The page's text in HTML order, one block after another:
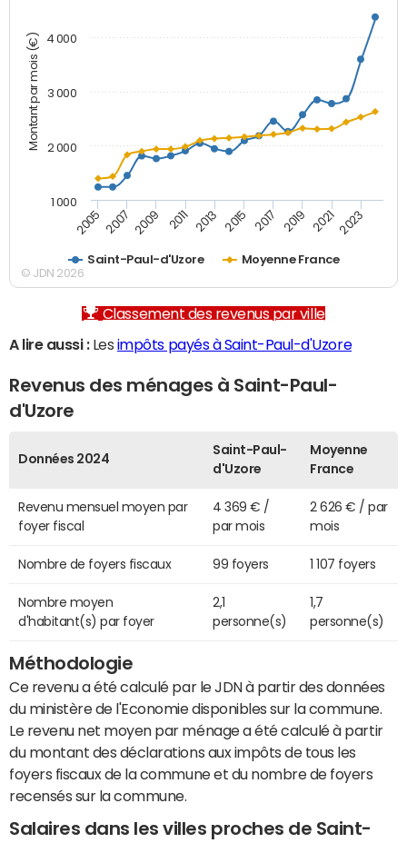
Montant par mois (€)
Saint-Paul-d'Uzore Moyenne France
2005 2007 2009 2011 2013 2015 2017 2019 2021 2023
1 000
2 000
3 000
4 000
© JDN 2026
Classement des revenus par ville
A lire aussi :Les impôts payés à Saint-Paul-d'Uzore
Revenus des ménages à Saint-Paul-
d'Uzore
Données 2024
Saint-Paul-
d'Uzore
Moyenne
France
Revenu mensuel moyen par
foyer fiscal
4 369 € /
par mois
2 626 € / par
mois
Nombre de foyers fiscaux 99 foyers 1 107 foyers
Nombre moyen
d'habitant(s) par foyer
2,1
personne(s)
1,7
personne(s)
Méthodologie
Ce revenu a été calculé par le JDN à partir des données
du ministère de l'Economie disponibles sur la commune.
Le revenu net moyen par ménage a été calculé à partir
du montant des déclarations aux impôts de tous les
foyers fiscaux de la commune et du nombre de foyers
recensés sur la commune.
Salaires dans les villes proches de Saint-